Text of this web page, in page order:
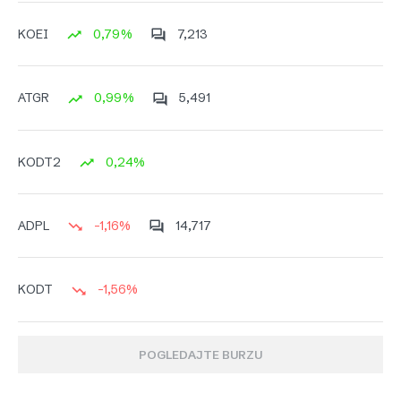
KOEI 0,79% 7,213
ATGR 0,99% 5,491
KODT2 0,24%
ADPL -1,16% 14,717
KODT -1,56%
POGLEDAJTE BURZU